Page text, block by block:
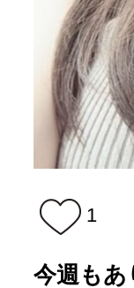
1
今週もあ